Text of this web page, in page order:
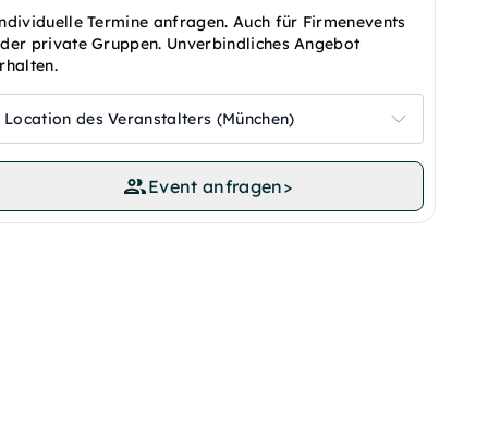
Termine anfragen. Auch für Firmenevents
private Gruppen. Unverbindliches Angebot
Location des Veranstalters (München)
Event anfragen>